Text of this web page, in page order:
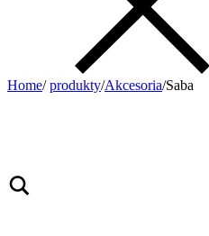
Home/ produkty/Akcesoria/Saba